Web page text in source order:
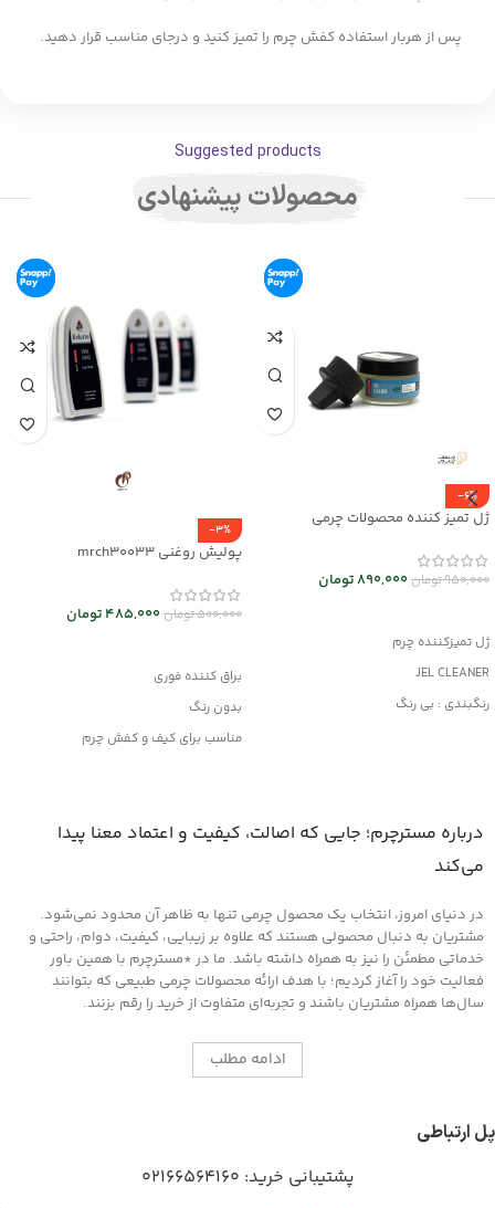
پس از هربار استفاده کفش چرم را تمیز کنید و درجای مناسب قرار دهید.
Suggested products
محصولات پیشنهادی
-6%
ژل تمیز کننده محصولات چرمی
950,000تومان890,000تومان
ژل تمیزکننده چرم
JEL CLEANER
رنگبندی : بی رنگ
-3%
پولیش روغنی mrch30033
500,000تومان485,000تومان
براق کننده فوری
بدون رنگ
مناسب برای کیف و کفش چرم
درباره مسترچرم؛ جایی که اصالت، کیفیت و اعتماد معنا پیدا
می‌کند
در دنیای امروز، انتخاب یک محصول چرمی تنها به ظاهر آن محدود نمی‌شود.
مشتریان به دنبال محصولی هستند که علاوه بر زیبایی، کیفیت، دوام، راحتی و
خدماتی مطمئن را نیز به همراه داشته باشد. ما در *مسترچرم با همین باور
فعالیت خود را آغاز کردیم؛ با هدف ارائه محصولات چرمی طبیعی که بتوانند
سال‌ها همراه مشتریان باشند و تجربه‌ای متفاوت از خرید را رقم بزنند.
ادامه مطلب
پل ارتباطی
پشتیبانی خرید: 02166564160